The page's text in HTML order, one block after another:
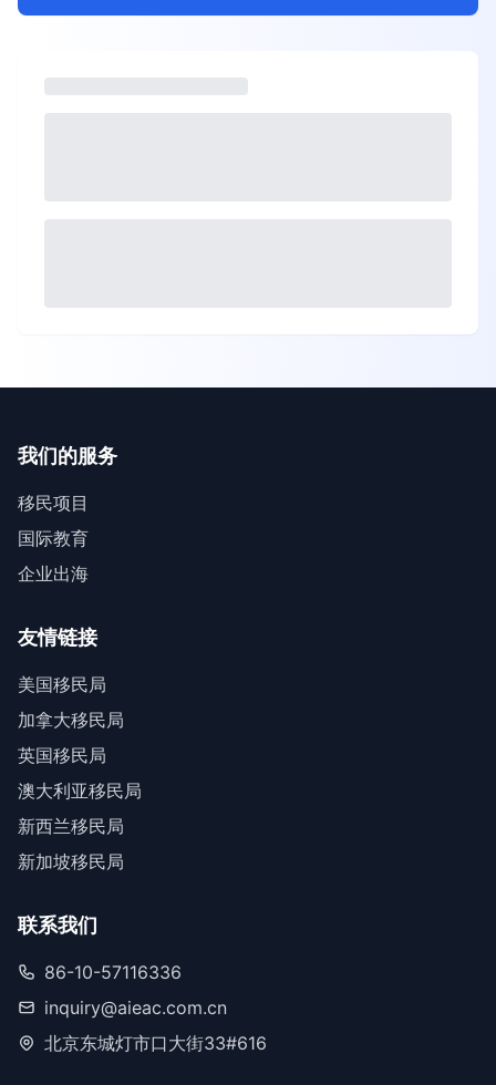
我们的服务
移民项目
国际教育
企业出海
友情链接
美国移民局
加拿大移民局
英国移民局
澳大利亚移民局
新西兰移民局
新加坡移民局
联系我们
86-10-57116336
inquiry@aieac.com.cn
北京东城灯市口大街33#616